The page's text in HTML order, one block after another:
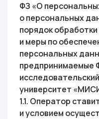
ФЗ «О
о персональных
порядок
и меры по
персональных
предпринимаемые
университет
1.1. Оператор
и условием